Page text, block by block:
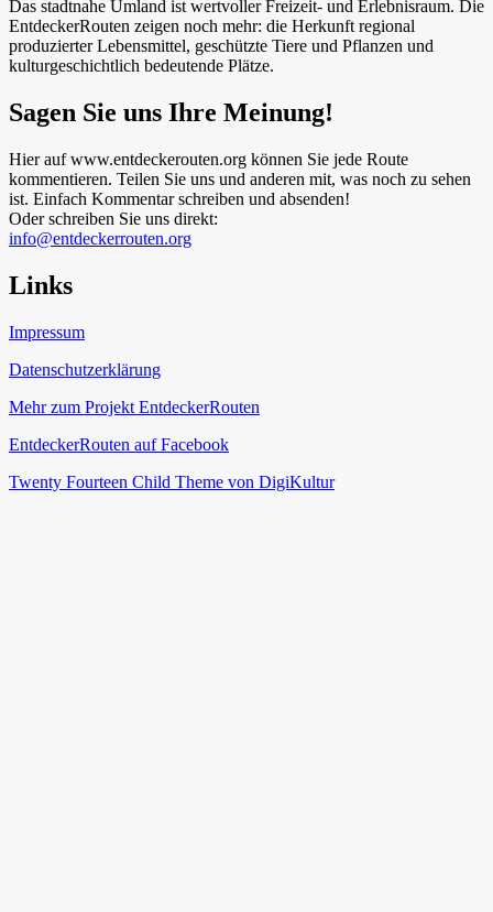
Das stadtnahe Umland ist wertvoller Freizeit- und Erlebnisraum. Die
EntdeckerRouten zeigen noch mehr: die Herkunft regional
produzierter Lebensmittel, geschützte Tiere und Pflanzen und
kulturgeschichtlich bedeutende Plätze.
Sagen Sie uns Ihre Meinung!
Hier auf www.entdeckerouten.org können Sie jede Route
kommentieren. Teilen Sie uns und anderen mit, was noch zu sehen
ist. Einfach Kommentar schreiben und absenden!
Oder schreiben Sie uns direkt:
info@entdeckerrouten.org
Links
Impressum
Datenschutzerklärung
Mehr zum Projekt EntdeckerRouten
EntdeckerRouten auf Facebook
Twenty Fourteen Child Theme von DigiKultur